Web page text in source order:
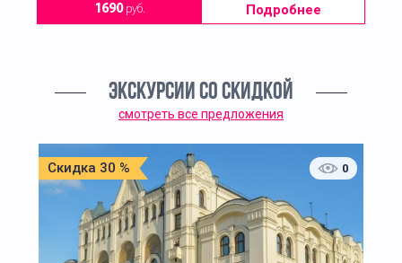
1690руб. Подробнее
ЭКСКУРСИИ СО СКИДКОЙ
смотреть все предложения
Скидка 30 % 0